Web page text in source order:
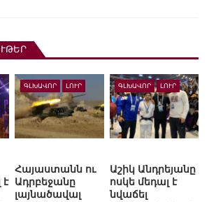
է
ԳԼԽԱՎՈՐ ԼՈՒՐ
Հայաստանն ու
Ադրբեջանը
լայնածավալ
ԳԼԽԱՎՈՐ ԼՈՒՐ
Աշիկ Անդրեյանը
ոսկե մեդալ է
նվաճել